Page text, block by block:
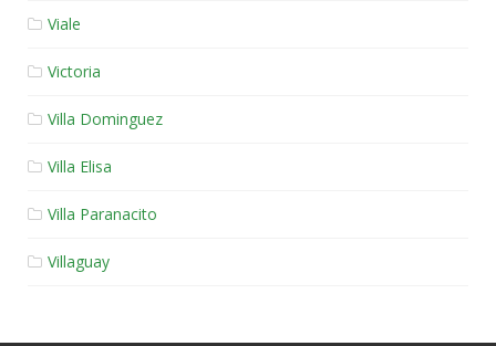
Viale
Victoria
Villa Dominguez
Villa Elisa
Villa Paranacito
Villaguay